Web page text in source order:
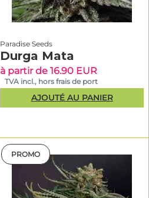
Paradise Seeds
Durga Mata
à partir de 16.90 EUR
TVA incl., hors frais de port
AJOUTÉ AU PANIER
PROMO